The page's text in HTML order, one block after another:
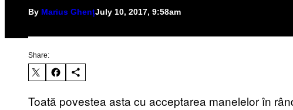
By Marius GhențJuly 10, 2017, 9:58am
Share:
Toată povestea asta cu acceptarea manelelor în